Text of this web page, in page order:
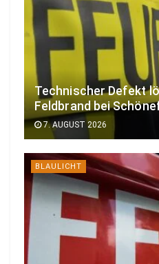
Technischer Defekt
Feldbrand bei
7. AUGUST 2026
BLAULICHT